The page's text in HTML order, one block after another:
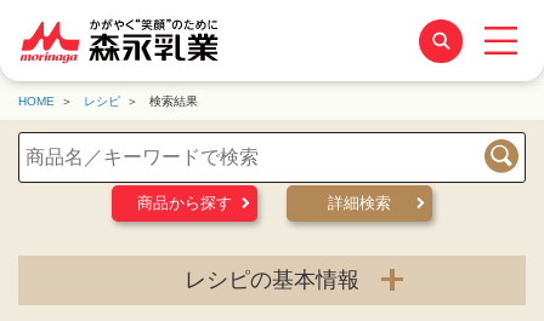
HOME レシピ 検索結果
検索
商品から探す
詳細検索
レシピの基本情報